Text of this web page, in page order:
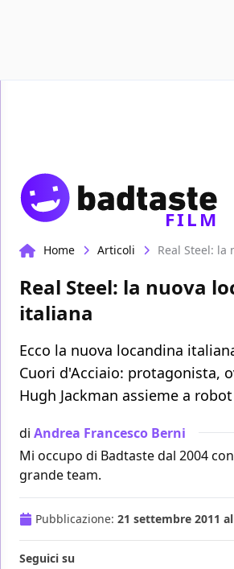
FILM
Home Articoli
Real Steel: la nuova
italiana
Ecco la nuova locandina
Cuori d'Acciaio: protagonista,
Hugh Jackman assieme a
di Andrea Francesco Berni
Mi occupo di Badtaste dal 2004
grande team.
Pubblicazione: 21 settembre 2011
Seguici su